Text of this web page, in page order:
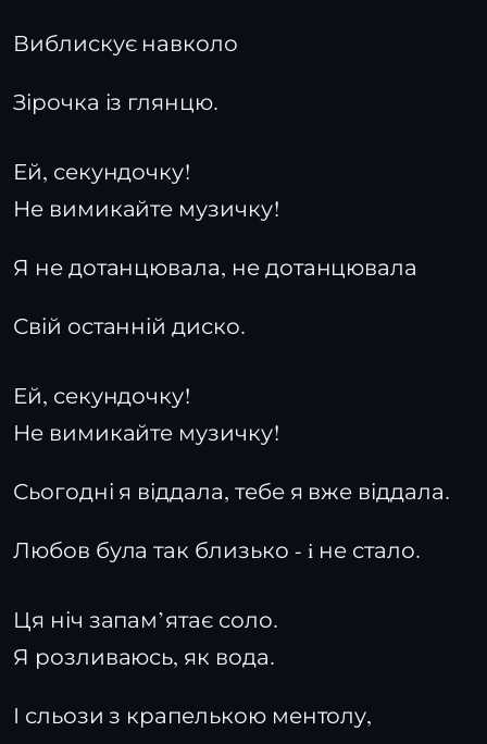
Виблискує навколо
Зірочка із глянцю.
Ей, секундочку!
Не вимикайте музичку!
Я не дотанцювала, не дотанцювала
Свій останній диско.
Ей, секундочку!
Не вимикайте музичку!
Сьогодні я віддала, тебе я вже віддала.
Любов була так близько - i не стало.
Ця ніч запам’ятає соло.
Я розливаюсь, як вода.
І сльози з крапелькою ментолу,